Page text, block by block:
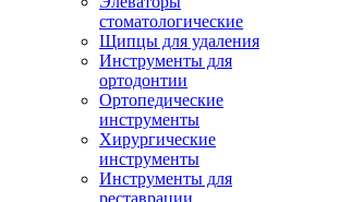
стоматологические
Щипцы для удаления
Инструменты для
ортодонтии
Ортопедические
инструменты
Хирургические
инструменты
Инструменты для
реставрации